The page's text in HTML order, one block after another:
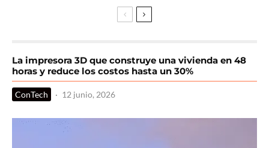
La impresora 3D que construye una vivienda en 48
horas y reduce los costos hasta un 30%
ConTech · 12 junio, 2026